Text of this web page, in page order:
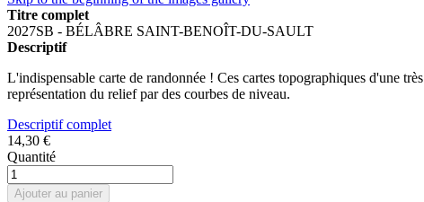
Titre complet
2027SB - BÉLÂBRE SAINT-BENOÎT-DU-SAULT
Descriptif
L'indispensable carte de randonnée ! Ces cartes topographiques d'une
représentation du relief par des courbes de niveau.
Descriptif complet
14,30 €
Quantité
Ajouter au panier